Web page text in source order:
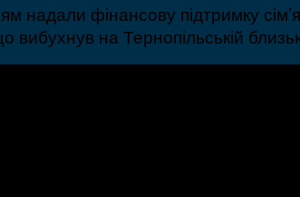
надали фінансову підтримку
на Тернопільській